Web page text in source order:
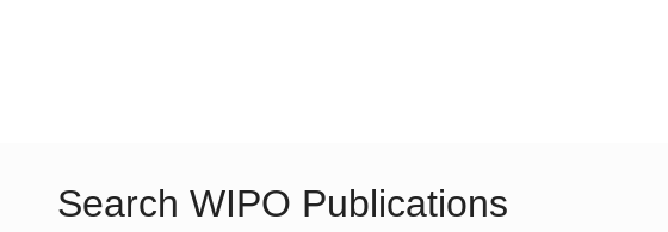
Search WIPO Publications